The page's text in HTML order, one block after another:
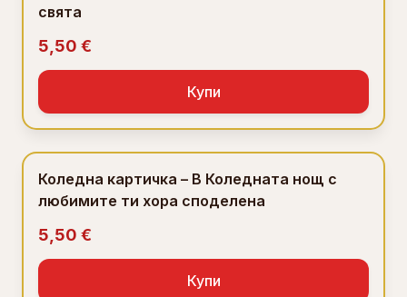
свята
5,50 €
Купи
Коледна картичка – В Коледната нощ с
любимите ти хора споделена
5,50 €
Купи